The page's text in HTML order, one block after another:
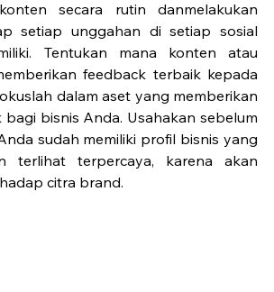
secara rutin danmelakukan
setiap unggahan di setiap sosial
Tentukan mana konten atau
feedback terbaik kepada
dalam aset yang memberikan
bisnis Anda. Usahakan sebelum
sudah memiliki profil bisnis yang
terlihat terpercaya, karena akan
citra brand.